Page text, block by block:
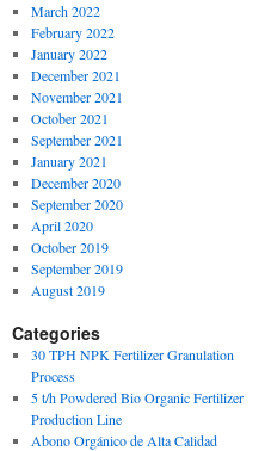
March 2022
February 2022
January 2022
December 2021
November 2021
October 2021
September 2021
January 2021
December 2020
September 2020
April 2020
October 2019
September 2019
August 2019
Categories
30 TPH NPK Fertilizer Granulation
Process
5 t/h Powdered Bio Organic Fertilizer
Production Line
Abono Orgánico de Alta Calidad